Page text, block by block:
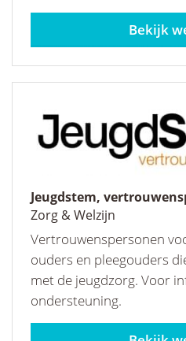
jeugdbescherming.nl
Jeugdstem,
Zorg & Welzijn
Vertrouwenspersonen
ouders en pleegouders
met de jeugdzorg. Voor
ondersteuning.